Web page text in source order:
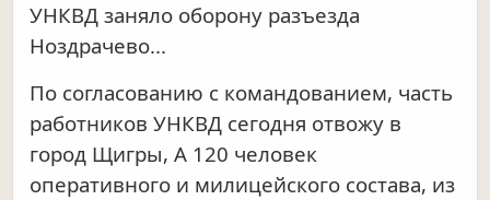
УНКВД заняло оборону разъезда
Ноздрачево...
По согласованию с командованием, часть
работников УНКВД сегодня отвожу в
город Щигры, А 120 человек
оперативного и милицейского состава, из